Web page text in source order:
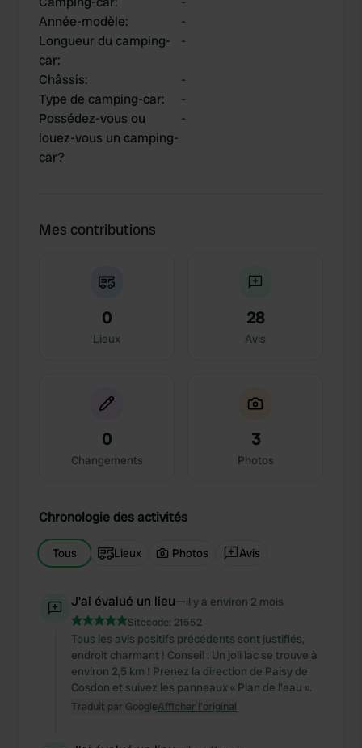
Année-modèle:
-
Longueur du camping-
car:
-
Châssis:
-
Type de camping-car:
-
Possédez-vous ou
louez-vous un camping-
car?
-
Mes contributions
0
Lieux
28
Avis
0
Changements
3
Photos
Chronologie des activités
Tous Lieux Photos Avis
J'ai évalué un lieu—il y a environ 2 mois
Sitecode: 21552
Tous les avis positifs précédents sont justifiés,
endroit charmant ! Conseil : Un joli lac se trouve à
environ 2,5 km ! Prenez la direction de Paisy de
Cosdon et suivez les panneaux « Plan de l’eau ».
Traduit par GoogleAfficher l'original